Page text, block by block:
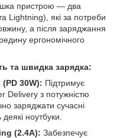
пристрою — два
Lightning), які за потреби
а після заряджання
ергономічного
та швидка зарядка:
30W): Підтримує
Delivery з потужністю
заряджати сучасні
ноутбуки.
(2.4A): Забезпечує